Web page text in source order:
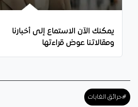
يمكنك الآن الاستماع إلى أخبارنا
ومقالاتنا عوض قراءتها
#حرائق الغابات